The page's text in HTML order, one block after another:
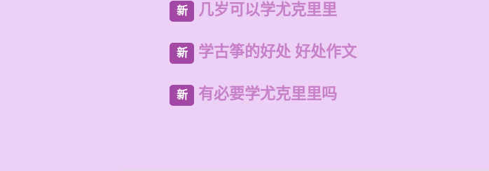
新 几岁可以学尤克里里
新 学古筝的好处 好处作文
新 有必要学尤克里里吗